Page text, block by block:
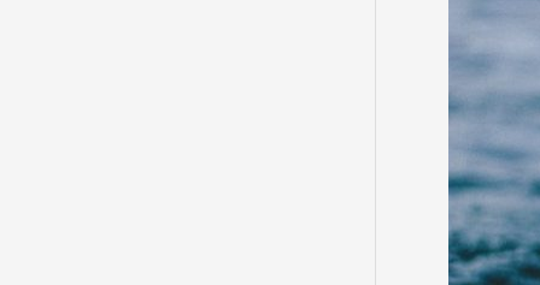
WordPress
s’adresser
dans
les
Ardennes
?